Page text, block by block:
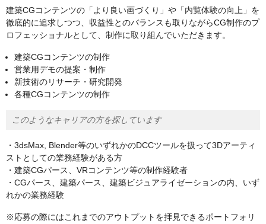
建築CGコンテンツの「より良い画づくり」や「内覧体験の向上」を
徹底的に追求しつつ、収益性とのバランスも取りながらCG制作のプ
ロフェッショナルとして、制作に取り組んでいただきます。
建築CGコンテンツの制作
営業用デモの提案・制作
新技術のリサーチ・研究開発
各種CGコンテンツの制作
このようなキャリアの方を探しています
・3dsMax, Blender等のいずれかのDCCツールを扱って3Dアーティ
ストとしての業務経験がある方
・建築CGパース、VRコンテンツ等の制作経験者
・CGパース、建築パース、建築ビジュアライゼーションの内、いず
れかの業務経験
※応募の際にはこれまでのアウトプットを拝見できるポートフォリ